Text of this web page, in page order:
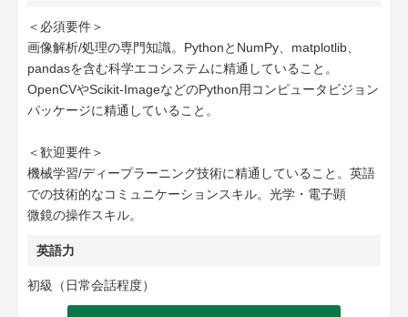
＜必須要件＞
画像解析/処理の専門知識。PythonとNumPy、matplotlib、
pandasを含む科学エコシステムに精通していること。
OpenCVやScikit-ImageなどのPython用コンピュータビジョン
パッケージに精通していること。
＜歓迎要件＞
機械学習/ディープラーニング技術に精通していること。英語
での技術的なコミュニケーションスキル。光学・電子顕
微鏡の操作スキル。
英語力
初級（日常会話程度）